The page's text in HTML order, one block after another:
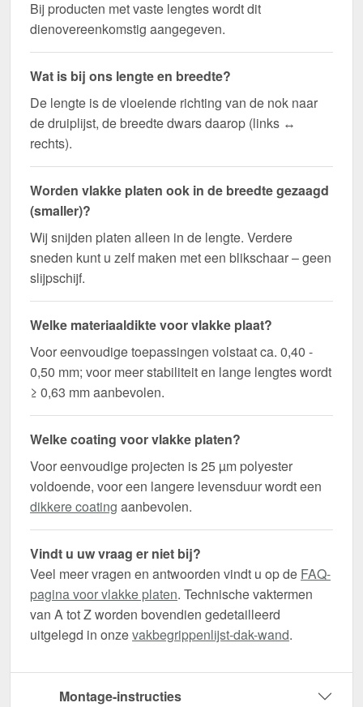
Bij producten met vaste lengtes wordt dit
dienovereenkomstig aangegeven.
Wat is bij ons lengte en breedte?
De lengte is de vloeiende richting van de nok naar
de druiplijst, de breedte dwars daarop (links ↔
rechts).
Worden vlakke platen ook in de breedte gezaagd
(smaller)?
Wij snijden platen alleen in de lengte. Verdere
sneden kunt u zelf maken met een blikschaar – geen
slijpschijf.
Welke materiaaldikte voor vlakke plaat?
Voor eenvoudige toepassingen volstaat ca. 0,40 -
0,50 mm; voor meer stabiliteit en lange lengtes wordt
≥ 0,63 mm aanbevolen.
Welke coating voor vlakke platen?
Voor eenvoudige projecten is 25 µm polyester
voldoende, voor een langere levensduur wordt een
dikkere coating aanbevolen.
Vindt u uw vraag er niet bij?
Veel meer vragen en antwoorden vindt u op de FAQ-
pagina voor vlakke platen. Technische vaktermen
van A tot Z worden bovendien gedetailleerd
uitgelegd in onzevakbegrippenlijst-dak-wand.
Montage-instructies